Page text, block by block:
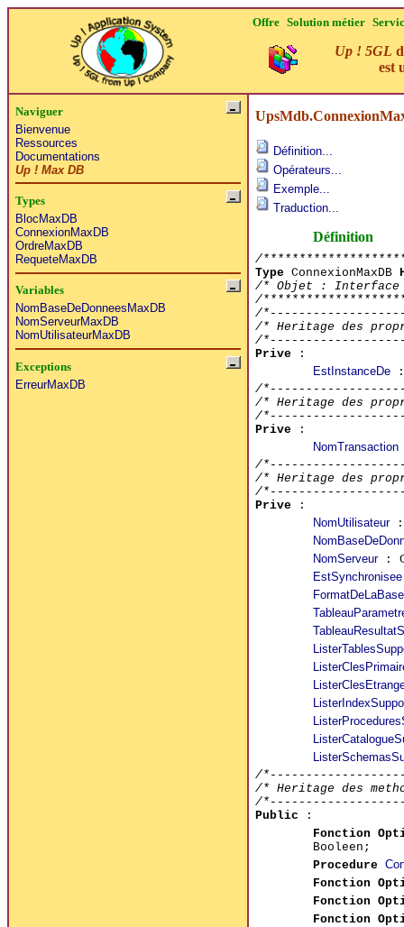
Offre Solution métier
Up ! 5GL
est
Naviguer
Bienvenue
Ressources
Documentations
Up ! Max DB
Types
BlocMaxDB
ConnexionMaxDB
OrdreMaxDB
RequeteMaxDB
Variables
NomBaseDeDonneesMaxDB
NomServeurMaxDB
NomUtilisateurMaxDB
Exceptions
ErreurMaxDB
Définition...
Opérateurs...
Exemple...
Traduction...
Définition
/
TypeConnexionMaxDB
/* Objet : Interface
/
/
/* Heritage des
/
Prive:
EstInstanceDe:
/
/* Heritage des
/
Prive:
NomTransaction
/
/* Heritage des
/
Prive:
NomUtilisateur:
NomServeur:
EstSynchronisee
/
/* Heritage des
/
Public :
Fonction
Booleen;
Procedure
Fonction
Fonction
Fonction